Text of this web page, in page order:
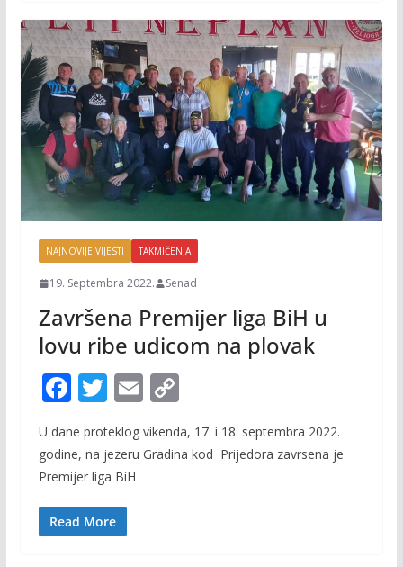
NAJNOVIJE VIJESTI TAKMIČENJA
19. Septembra 2022. Senad
Završena Premijer liga BiH u
lovu ribe udicom na plovak
F
e
b
o
o
T
w
itt
er
E
m
ai
C
o
p
U dane proteklog vikenda, 17. i 18. septembra 2022.
godine, na jezeru Gradina kod Prijedora zavrsena je
Premijer liga BiH
Read More